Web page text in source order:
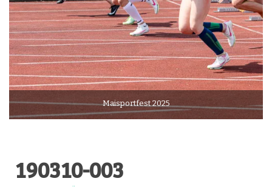
Maisportfest 2025
190310-003